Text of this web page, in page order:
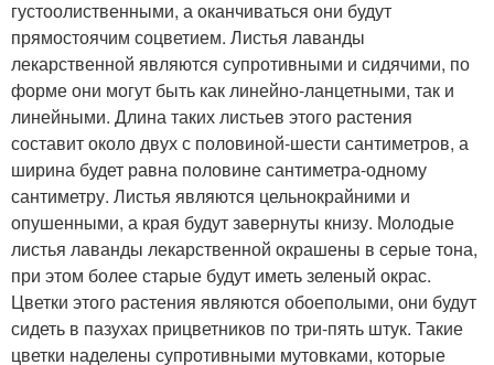
густоолиственными, а оканчиваться они будут
прямостоячим соцветием. Листья лаванды
лекарственной являются супротивными и сидячими, по
форме они могут быть как линейно-ланцетными, так и
линейными. Длина таких листьев этого растения
составит около двух с половиной-шести сантиметров, а
ширина будет равна половине сантиметра-одному
сантиметру. Листья являются цельнокрайними и
опушенными, а края будут завернуты книзу. Молодые
листья лаванды лекарственной окрашены в серые тона,
при этом более старые будут иметь зеленый окрас.
Цветки этого растения являются обоеполыми, они будут
сидеть в пазухах прицветников по три-пять штук. Такие
цветки наделены супротивными мутовками, которые